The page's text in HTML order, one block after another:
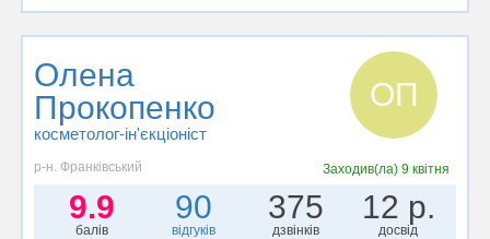
Олена
Прокопенко
косметолог-ін'єкціоніст
ОП
р-н. Франківський Заходив(ла) 9 квітня
9.9
балів
90
відгуків
375
дзвінків
12 р.
досвід